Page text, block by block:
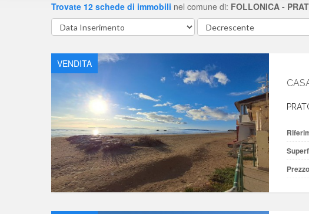
Trovate 12 schede di immobili nel comune di: FOLLONICA -
VENDITA
Prezzo